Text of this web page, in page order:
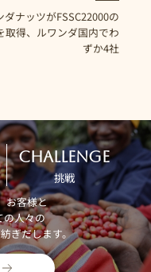
ダナッツがFSSC22000の
取得、ルワンダ国内でわ
ずか4社
CHALLENGE
挑戦
お客様と
の人々の
ぎだします。